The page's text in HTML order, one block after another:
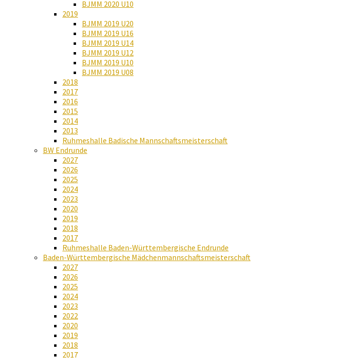
BJMM 2020 U10
2019
BJMM 2019 U20
BJMM 2019 U16
BJMM 2019 U14
BJMM 2019 U12
BJMM 2019 U10
BJMM 2019 U08
2018
2017
2016
2015
2014
2013
Ruhmeshalle Badische Mannschaftsmeisterschaft
BW Endrunde
2027
2026
2025
2024
2023
2020
2019
2018
2017
Ruhmeshalle Baden-Württembergische Endrunde
Baden-Württembergische Mädchenmannschaftsmeisterschaft
2027
2026
2025
2024
2023
2022
2020
2019
2018
2017